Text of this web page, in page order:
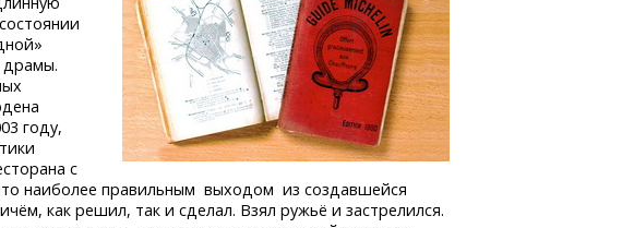
драмы.
году,
с
наиболее правильным выходом из создавшейся
как решил, так и сделал. Взял ружьё и застрелился.